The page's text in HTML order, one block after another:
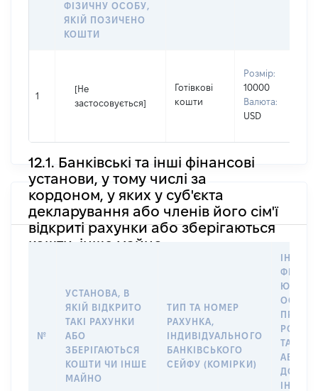
ФІЗИЧНУ ОСОБУ,
ЯКІЙ ПОЗИЧЕНО
КОШТИ
1
[Не
застосовується]
Готівкові
кошти
Розмір:
10000
Валюта:
USD
12.1. Банківські та інші фінансові
установи, у тому числі за
кордоном, у яких у суб'єкта
декларування або членів його сім'ї
відкриті рахунки або зберігаються
кошти, інше майно
№
УСТАНОВА, В
ЯКІЙ ВІДКРИТО
ТАКІ РАХУНКИ
АБО
ЗБЕРІГАЮТЬСЯ
КОШТИ ЧИ ІНШЕ
МАЙНО
ТИП ТА НОМЕР
РАХУНКА,
ІНДИВІДУАЛЬНОГО
БАНКІВСЬКОГО
СЕЙФУ (КОМІРКИ)
ПРАВО
ТАКИМ
АБО
ДО